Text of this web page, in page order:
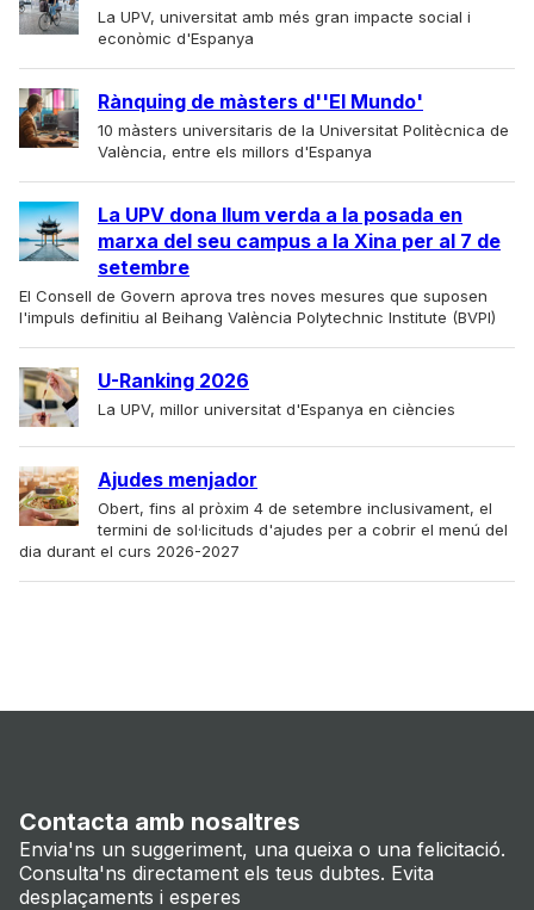
La UPV, universitat amb més gran impacte social i
econòmic d'Espanya
Rànquing de màsters d''El Mundo'
10 màsters universitaris de la Universitat Politècnica de
València, entre els millors d'Espanya
La UPV dona llum verda a la posada en
marxa del seu campus a la Xina per al 7 de
setembre
El Consell de Govern aprova tres noves mesures que suposen
l'impuls definitiu al Beihang València Polytechnic Institute (BVPI)
U-Ranking 2026
La UPV, millor universitat d'Espanya en ciències
Ajudes menjador
Obert, fins al pròxim 4 de setembre inclusivament, el
termini de sol·licituds d'ajudes per a cobrir el menú del
dia durant el curs 2026-2027
Contacta amb nosaltres
Envia'ns un suggeriment, una queixa o una felicitació.
Consulta'ns directament els teus dubtes. Evita
desplaçaments i esperes